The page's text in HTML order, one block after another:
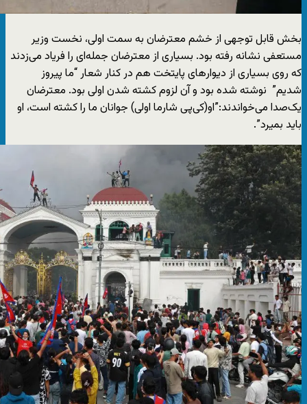
بخش قابل توجهی از خشم معترضان به سمت اولی، نخست وزیر
مستعفی نشانه رفته بود. بسیاری از معترضان جمله‌ای را فریاد می‌زدند
که روی بسیاری از دیوارهای پایتخت هم در کنار شعار “ما پیروز
شدیم” نوشته شده بود و آن لزوم کشته شدن اولی بود. معترضان
یک‌صدا می‌خواندند:”او(کی‌پی شارما اولی) جوانان ما را کشته است، او
باید بمیرد”.